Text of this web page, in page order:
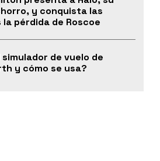
y conquista las
pérdida de Roscoe
simulador de vuelo de
y cómo se usa?